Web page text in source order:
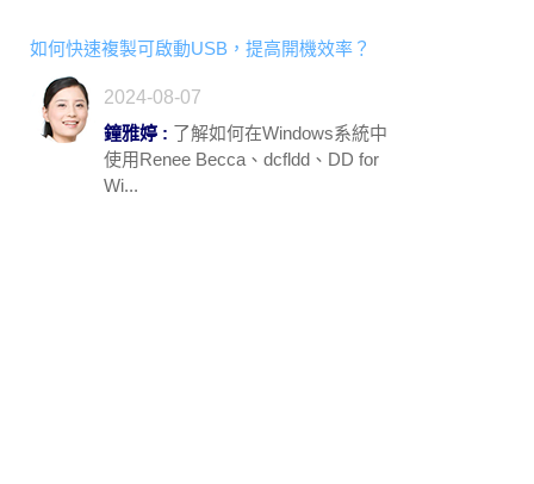
如何快速複製可啟動USB，提高開機效率？
2024-08-07
鐘雅婷 : 了解如何在Windows系統中
使用Renee Becca、dcfldd、DD for
Wi...